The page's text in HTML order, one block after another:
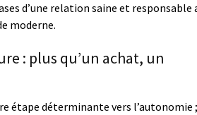
d’une relation saine et responsable
moderne.
: plus qu’un achat, un
étape déterminante vers l’autonomie